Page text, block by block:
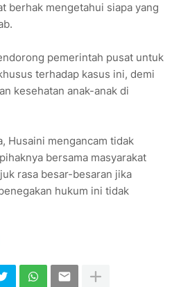
berhak mengetahui siapa yang
pemerintah pusat untuk
terhadap kasus ini, demi
kesehatan anak-anak di
Husaini mengancam tidak
bersama masyarakat
rasa besar-besaran jika
hukum ini tidak